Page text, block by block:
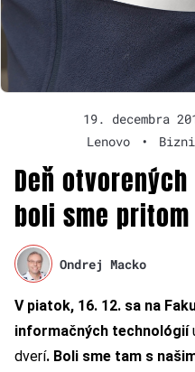
19. decembra
Lenovo
•
Deň otvorených
boli sme pritom
Ondrej Macko
V piatok, 16. 12. sa na
informačných technológií
dverí. Boli sme tam s